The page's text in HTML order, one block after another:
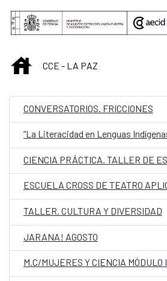
Saltar al contenido principal
INICIOCCE - LA PAZ
CONVERSATORIOS. FRICCIONES
TALLER. CULTURA Y DIVERSIDAD
JARANA! AGOSTO